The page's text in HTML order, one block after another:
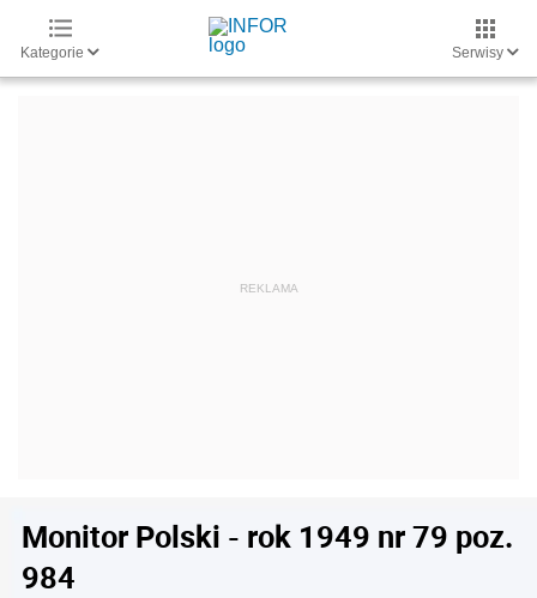
Kategorie Serwisy
Monitor Polski - rok 1949 nr 79 poz.
984